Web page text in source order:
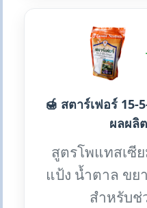
🍯 สตาร์เฟอร์ 15-
ผลผลิ
สูตรโพแทสเซีย
แป้ง น้ำตาล ขย
สำหรับช่